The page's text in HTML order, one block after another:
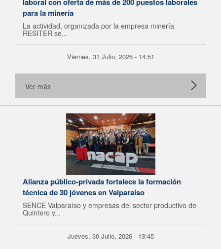
para la minería
La actividad, organizada por la empresa minería
RESITER se...
Viernes, 31 Julio, 2026 - 14:51
Ver más
Alianza público-privada fortalece la formación
técnica de 30 jóvenes en Valparaíso
SENCE Valparaíso y empresas del sector productivo de
Quintero y...
Jueves, 30 Julio, 2026 - 13:45